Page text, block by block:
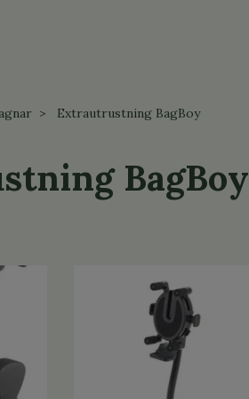
Extrautrustning BagBoy
BagBoy